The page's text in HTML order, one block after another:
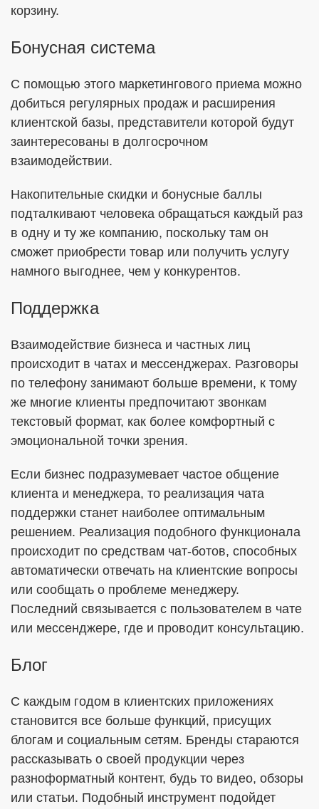
корзину.
Бонусная система
С помощью этого маркетингового приема можно
добиться регулярных продаж и расширения
клиентской базы, представители которой будут
заинтересованы в долгосрочном
взаимодействии.
Накопительные скидки и бонусные баллы
подталкивают человека обращаться каждый раз
в одну и ту же компанию, поскольку там он
сможет приобрести товар или получить услугу
намного выгоднее, чем у конкурентов.
Поддержка
Взаимодействие бизнеса и частных лиц
происходит в чатах и мессенджерах. Разговоры
по телефону занимают больше времени, к тому
же многие клиенты предпочитают звонкам
текстовый формат, как более комфортный с
эмоциональной точки зрения.
Если бизнес подразумевает частое общение
клиента и менеджера, то реализация чата
поддержки станет наиболее оптимальным
решением. Реализация подобного функционала
происходит по средствам чат-ботов, способных
автоматически отвечать на клиентские вопросы
или сообщать о проблеме менеджеру.
Последний связывается с пользователем в чате
или мессенджере, где и проводит консультацию.
Блог
С каждым годом в клиентских приложениях
становится все больше функций, присущих
блогам и социальным сетям. Бренды стараются
рассказывать о своей продукции через
разноформатный контент, будь то видео, обзоры
или статьи. Подобный инструмент подойдет